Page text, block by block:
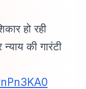
हो रही
की गारंटी